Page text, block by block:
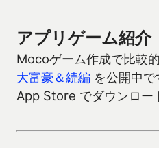
アプリゲーム紹介
Mocoゲーム作成で比較
大富豪＆続編 を公開中
App Store でダウンロー